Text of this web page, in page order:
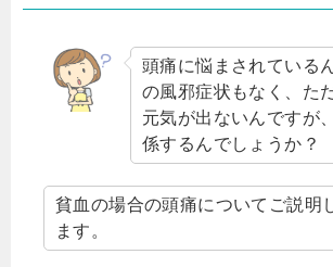
頭痛に悩まされている
の風邪症状もなく、た
元気が出ないんですが
係するんでしょうか？
貧血の場合の頭痛についてご説明
ます。